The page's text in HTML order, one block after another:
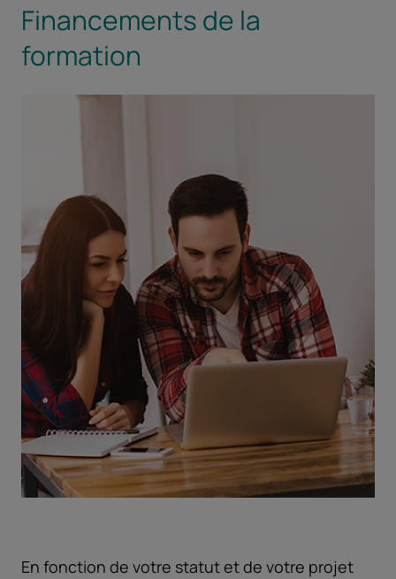
Financements de la
formation
En fonction de votre statut et de votre projet